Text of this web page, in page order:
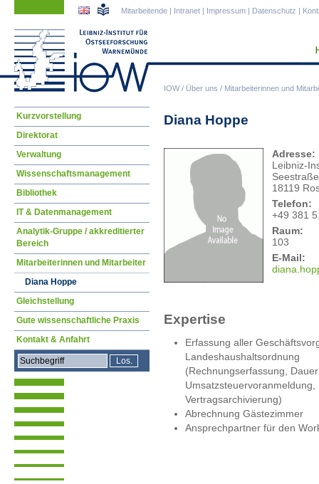
IOW/ Über uns / Mitarbeiterinnen und
Mitarbeitende | Intranet | Impressum | Datenschutz |
Diana Hoppe
Adresse:
Leibniz-
18119
Telefon:
+49 381
Raum:
103
E-Mail:
dian
Expertise
Erfassung aller
Landeshaushaltsordnung
(Rechnungserfassung,
Vertragsarchivierung)
Abrechnung Gästezimmer
Ansprechpartner für den
Navigation
Kurzvorstellung
Direktorat
Verwaltung
Wissenschaftsmanagement
Bibliothek
IT & Datenmanagement
Analytik-Gruppe / akkreditierter
Bereich
Mitarbeiterinnen und Mitarbeiter
Diana Hoppe
Gleichstellung
Gute wissenschaftliche Praxis
Kontakt & Anfahrt